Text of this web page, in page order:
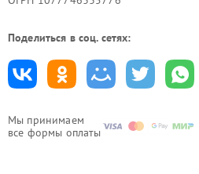
Мы принимаем
все формы оплаты
Поделиться в соц. сетях: